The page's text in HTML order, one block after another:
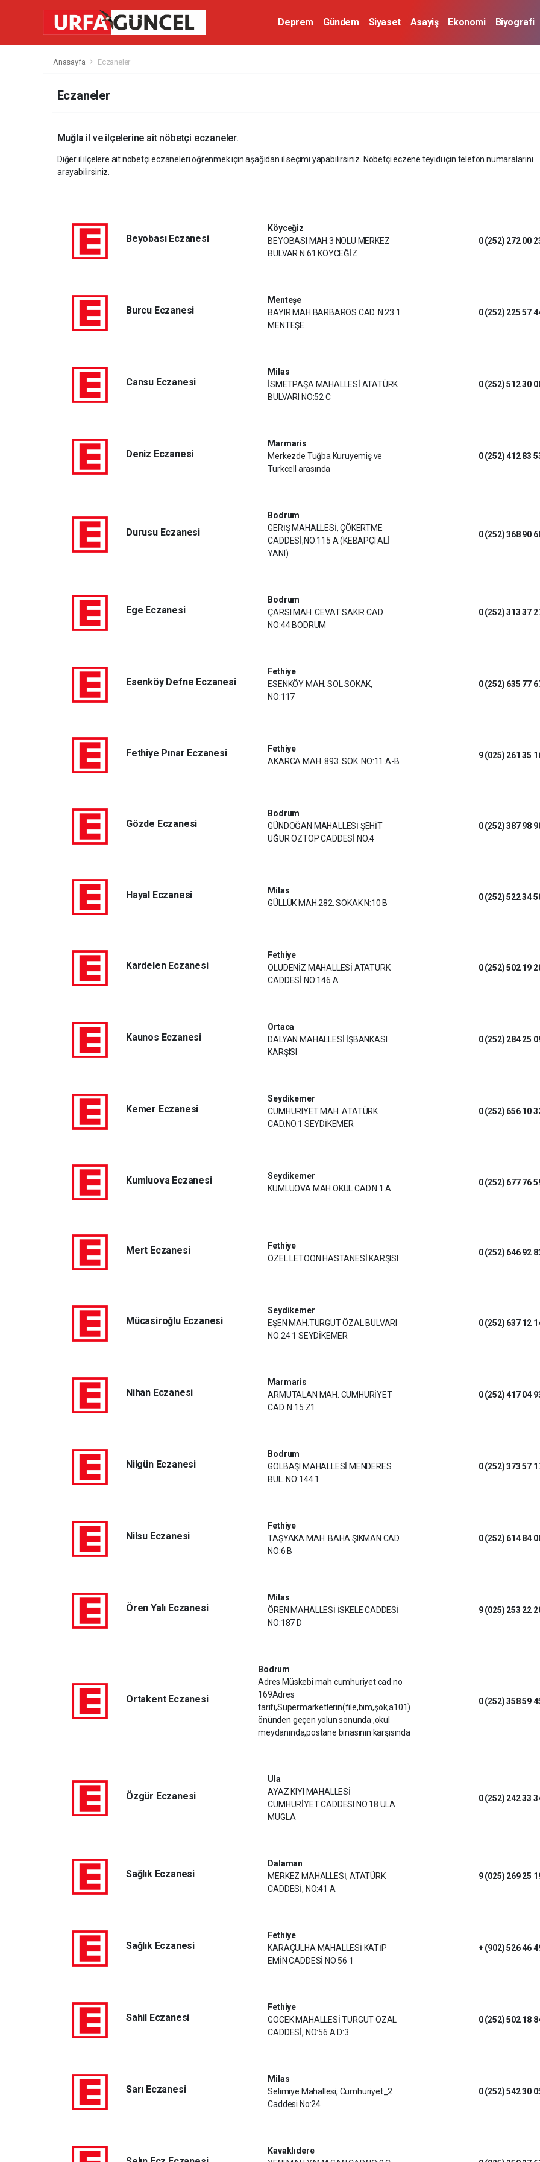
Deprem Gündem Siyaset Asayiş Ekonomi Biyografi
Anasayfa Eczaneler
Eczaneler
Muğlail ve ilçelerine ait nöbetçi eczaneler.
Diğer il ilçelere ait nöbetçi eczaneleri öğrenmek için aşağıdan il seçimi yapabilirsiniz. Nöbetçi eczene teyidi için telefon numaralarını
arayabilirsiniz.
Beyobası Eczanesi
Köyceğiz
BEYOBASI MAH.3 NOLU MERKEZ
BULVAR N:61 KÖYCEĞİZ
0 (252) 272 00
Burcu Eczanesi
Menteşe
BAYIR MAH.BARBAROS CAD. N:23 1
MENTEŞE
0 (252) 225 57
Cansu Eczanesi
Milas
İSMETPAŞA MAHALLESİ ATATÜRK
BULVARI NO:52 C
0 (252) 512 30
Deniz Eczanesi
Marmaris
Merkezde Tuğba Kuruyemiş ve
Turkcell arasında
0 (252) 412 83
Durusu Eczanesi
Bodrum
GERİŞ MAHALLESİ, ÇÖKERTME
CADDESİ,NO:115 A (KEBAPÇI ALİ
YANI)
0 (252) 368 90
Ege Eczanesi
Bodrum
ÇARSI MAH. CEVAT SAKIR CAD.
NO:44 BODRUM
0 (252) 313 37
Esenköy Defne Eczanesi
Fethiye
ESENKÖY MAH. SOL SOKAK,
NO:117
0 (252) 635 77
Fethiye Pınar Eczanesi
Fethiye
AKARCA MAH. 893. SOK. NO:11 A-B
9 (025) 261 35
Gözde Eczanesi
Bodrum
GÜNDOĞAN MAHALLESİ ŞEHİT
UĞUR ÖZTOP CADDESİ NO:4
0 (252) 387 98
Hayal Eczanesi
Milas
GÜLLÜK MAH.282. SOKAK N:10 B
0 (252) 522 34
Kardelen Eczanesi
Fethiye
ÖLÜDENİZ MAHALLESİ ATATÜRK
CADDESİ NO:146 A
0 (252) 502 19
Kaunos Eczanesi
Ortaca
DALYAN MAHALLESİ İŞBANKASI
KARŞISI
0 (252) 284 25
Kemer Eczanesi
Seydikemer
CUMHURIYET MAH. ATATÜRK
CAD.NO.1 SEYDİKEMER
0 (252) 656 10
Kumluova Eczanesi
Seydikemer
KUMLUOVA MAH.OKUL CAD.N:1 A
0 (252) 677 76
Mert Eczanesi
Fethiye
ÖZEL LETOON HASTANESİ KARŞISI
0 (252) 646 92
Mücasiroğlu Eczanesi
Seydikemer
EŞEN MAH.TURGUT ÖZAL BULVARI
NO:24 1 SEYDİKEMER
0 (252) 637 12
Nihan Eczanesi
Marmaris
ARMUTALAN MAH. CUMHURİYET
CAD. N:15 Z1
0 (252) 417 04
Nilgün Eczanesi
Bodrum
GÖLBAŞI MAHALLESİ MENDERES
BUL. NO:144 1
0 (252) 373 57
Nilsu Eczanesi
Fethiye
TAŞYAKA MAH. BAHA ŞIKMAN CAD.
NO:6 B
0 (252) 614 84
Ören Yalı Eczanesi
Milas
ÖREN MAHALLESİ İSKELE CADDESİ
NO:187 D
9 (025) 253 22
Ortakent Eczanesi
Bodrum
Adres Müskebi mah cumhuriyet cad no
169Adres
tarifi,Süpermarketlerin(file,bim,şok,a101)
önünden geçen yolun sonunda ,okul
meydanında,postane binasının karşısında
0 (252) 358 59
Özgür Eczanesi
Ula
AYAZ KIYI MAHALLESİ
CUMHURİYET CADDESI NO:18 ULA
MUGLA
0 (252) 242 33
Sağlık Eczanesi
Dalaman
MERKEZ MAHALLESİ, ATATÜRK
CADDESİ, NO:41 A
9 (025) 269 25
Sağlık Eczanesi
Fethiye
KARAÇULHA MAHALLESİ KATİP
EMİN CADDESİ NO:56 1
+ (902) 526 46
Sahil Eczanesi
Fethiye
GÖCEK MAHALLESİ TURGUT ÖZAL
CADDESİ, NO:56 A D:3
0 (252) 502 18
Sarı Eczanesi
Milas
Selimiye Mahallesi, Cumhuriyet_2
Caddesi No:24
0 (252) 542 30
Kavaklıdere